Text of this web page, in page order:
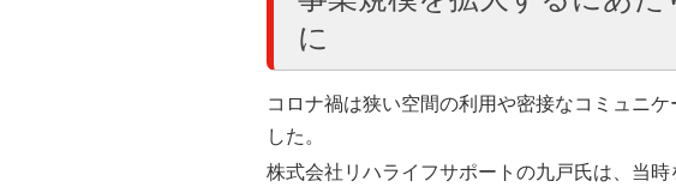
に
コロナ禍は狭い空間の利用や密接なコミュニ
した。
株式会社リハライフサポートの九戸氏は、当時